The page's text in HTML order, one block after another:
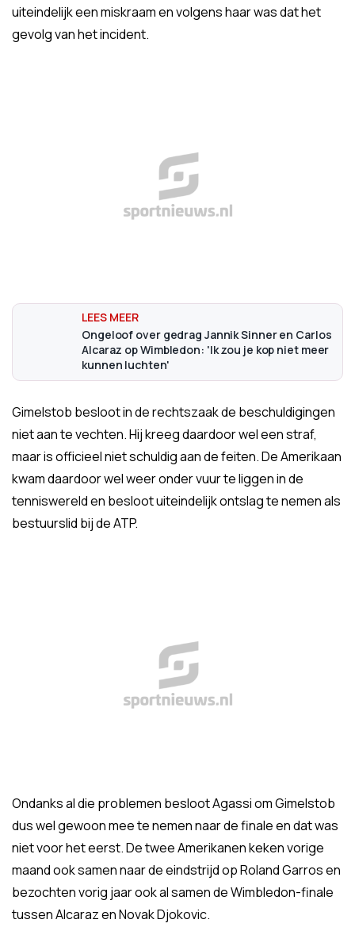
uiteindelijk een miskraam en volgens haar was dat het
gevolg van het incident.
Ongeloof over gedrag Jannik Sinner en Carlos
Alcaraz op Wimbledon: 'Ik zou je kop niet meer
kunnen luchten'
Gimelstob besloot in de rechtszaak de beschuldigingen
niet aan te vechten. Hij kreeg daardoor wel een straf,
maar is officieel niet schuldig aan de feiten. De Amerikaan
kwam daardoor wel weer onder vuur te liggen in de
tenniswereld en besloot uiteindelijk ontslag te nemen als
bestuurslid bij de ATP.
Ondanks al die problemen besloot Agassi om Gimelstob
dus wel gewoon mee te nemen naar de finale en dat was
niet voor het eerst. De twee Amerikanen keken vorige
maand ook samen naar de eindstrijd op Roland Garros en
bezochten vorig jaar ook al samen de Wimbledon-finale
tussen Alcaraz en Novak Djokovic.